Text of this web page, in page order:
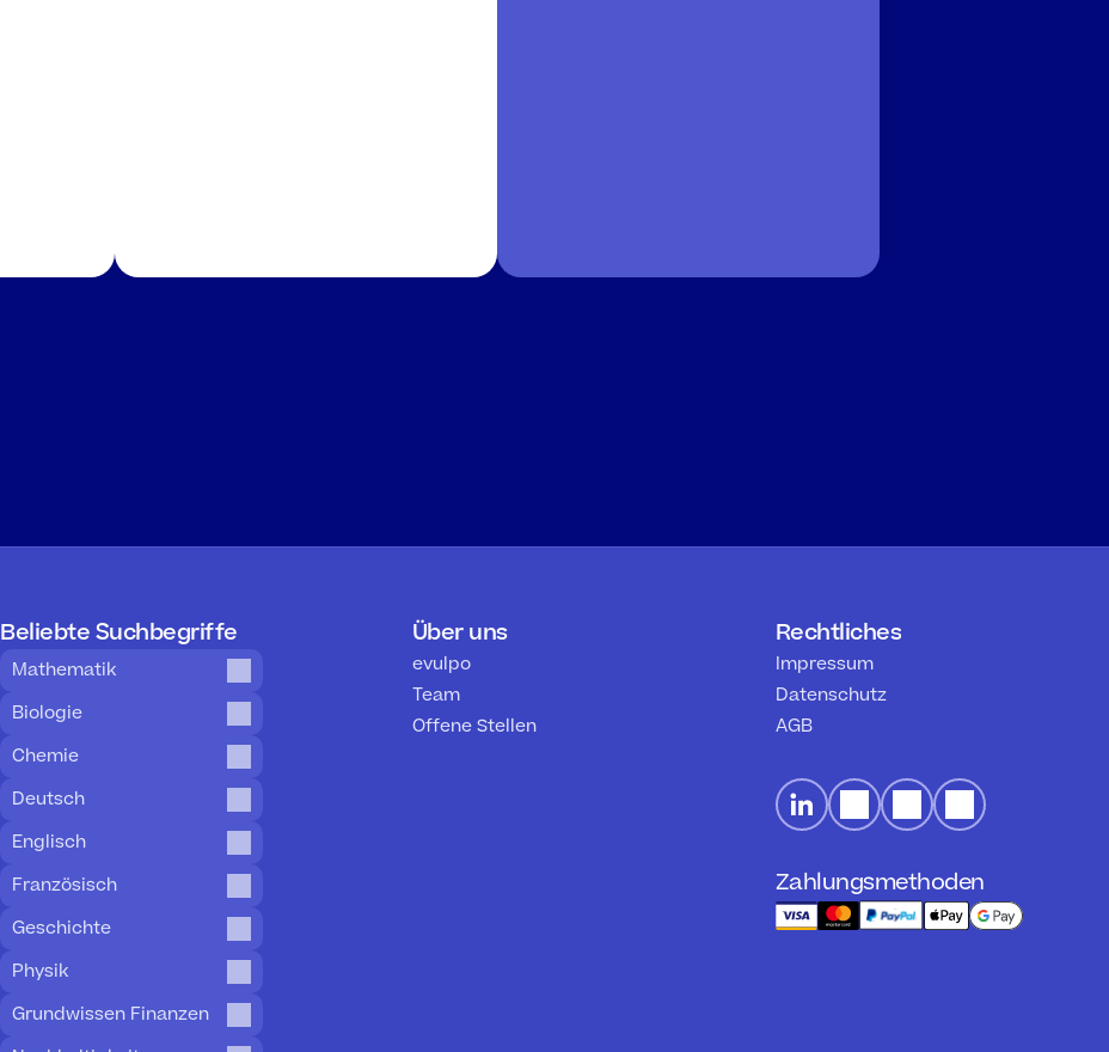
Beliebte Suchbegriffe
Mathematik
Biologie
Chemie
Deutsch
Englisch
Französisch
Geschichte
Physik
Grundwissen Finanzen
Über uns
evulpo
Team
Offene Stellen
Rechtliches
Impressum
Datenschutz
AGB
Zahlungsmethoden